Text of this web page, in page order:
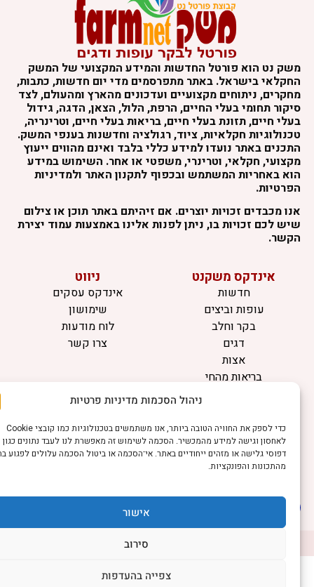
ניהול הסכמות מדיניות פרטיות
כדי לספק את החוויה הטובה ביותר, אנו משתמשים בטכנולוגיות כמו קובצי Cookie
לאחסון וגישה למידע מהמכשיר. הסכמה לשימוש זה מאפשרת לנו לעבד נתונים כגון
דפוסי גלישה או מזהים ייחודיים באתר. אי־הסכמה או ביטול הסכמה עלולים לפגוע בחלק
מהתכונות והפונקציות.
אישור
סירוב
צפייה בהעדפות
נט הוא פורטל החדשות והמידע המקצועי של המשק
בישראל. באתר מתפרסמים מדי יום חדשות, כתבות,
ניתוחים מקצועיים ועדכונים מהארץ ומהעולם, לצד
תחומי בעלי החיים, הרפת, הלול, הצאן, הדגה, גידול
חיים, תזונת בעלי חיים, בריאות בעלי חיים, וטרינריה,
חקלאיות, ציוד, רגולציה וחדשנות בענפי המשק.
באתר נועדו למידע כללי בלבד ואינם מהווים ייעוץ
חקלאי, וטרינרי, משפטי או אחר. השימוש במידע
באחריות המשתמש ובכפוף לתקנון האתר ולמדיניות
מכבדים זכויות יוצרים. אם זיהיתם באתר תוכן או צילום
לכם זכויות בו, ניתן לפנות אלינו באמצעות עמוד יצירת
אינדקס משקנט
חדשות
עופות וביצים
בקר וחלב
דגים
אצות
בריאות מהחי
ניווט
אינדקס עסקים
שימושון
לוח מודעות
צרו קשר
מידע
תקנון
הרשמה לניוזלטר
פרסמו אצלנו
©כל הזכויות שמורות למשק נט (נוסד בשנת 2011)